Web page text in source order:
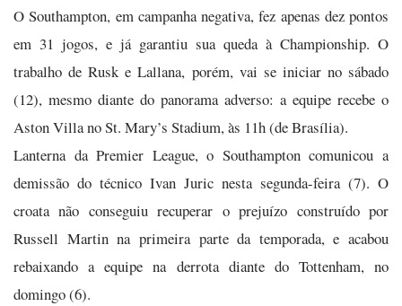
O Southampton, em campanha negativa, fez apenas dez pontos
em 31 jogos, e já garantiu sua queda à Championship. O
trabalho de Rusk e Lallana, porém, vai se iniciar no sábado
(12), mesmo diante do panorama adverso: a equipe recebe o
Aston Villa no St. Mary’s Stadium, às 11h (de Brasília).
Lanterna da Premier League, o Southampton comunicou a
demissão do técnico Ivan Juric nesta segunda-feira (7). O
croata não conseguiu recuperar o prejuízo construído por
Russell Martin na primeira parte da temporada, e acabou
rebaixando a equipe na derrota diante do Tottenham, no
domingo (6).